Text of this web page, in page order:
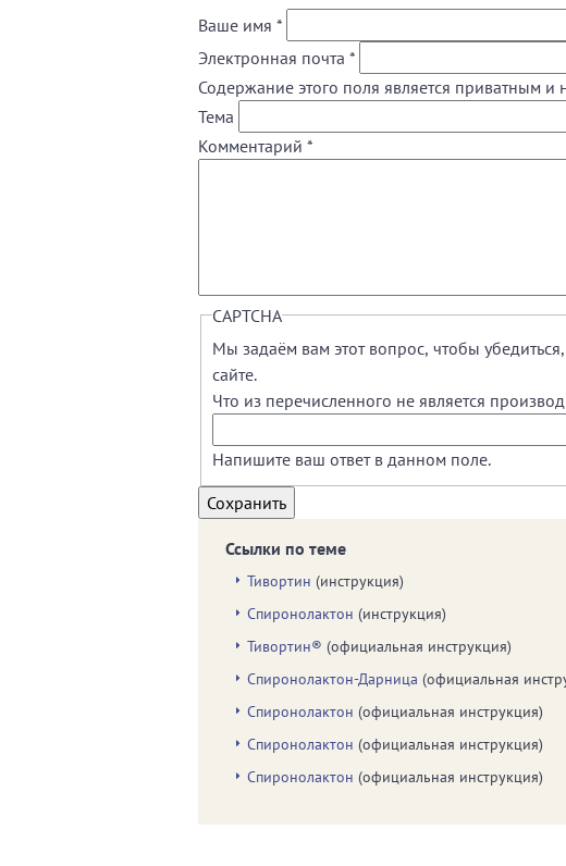
Ваше имя *
Электронная почта *
Содержание этого поля является приватным и
Тема
Комментарий *
CAPTCHA
Мы задаём вам этот вопрос, чтобы
сайте.
Что из перечисленного не является
Напишите ваш ответ в данном поле.
Ссылки по теме
Тивортин (инструкция)
Спиронолактон (инструкция)
Тивортин® (официальная инструкция)
Спиронолактон-Дарница (официальная
Спиронолактон (официальная инструкция)
Спиронолактон (официальная инструкция)
Спиронолактон (официальная инструкция)